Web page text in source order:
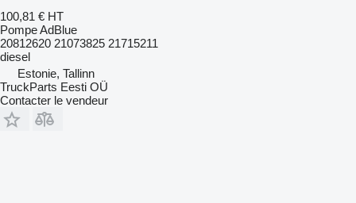
100,81 € HT
Pompe AdBlue
20812620 21073825 21715211
diesel
Estonie, Tallinn
TruckParts Eesti OÜ
Contacter le vendeur